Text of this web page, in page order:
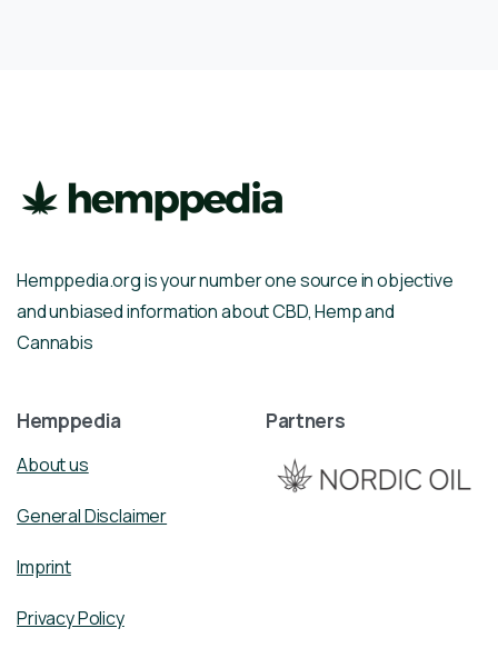
Hemppedia.org is your number one source in objective
and unbiased information about CBD, Hemp and
Cannabis
Hemppedia
About us
General Disclaimer
Imprint
Privacy Policy
Partners